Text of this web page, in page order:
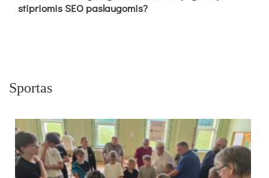
stipriomis SEO paslaugomis?
Sportas